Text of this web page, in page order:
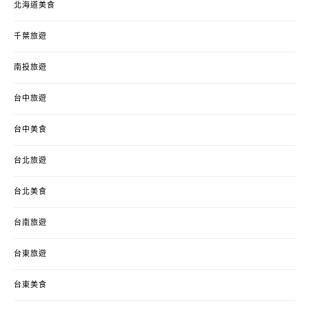
北海道美食
千葉旅遊
南投旅遊
台中旅遊
台中美食
台北旅遊
台北美食
台南旅遊
台東旅遊
台東美食